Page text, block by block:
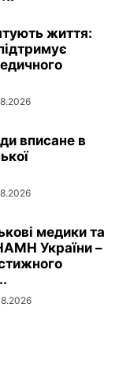
життя:
вписане в
медики та
України –